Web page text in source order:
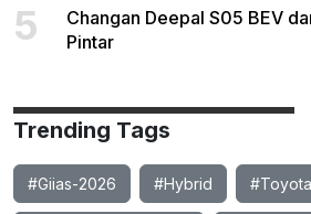
5
Changan Deepal S05 BEV
Pintar
Trending Tags
#Giias-2026 #Hybrid #Toyota